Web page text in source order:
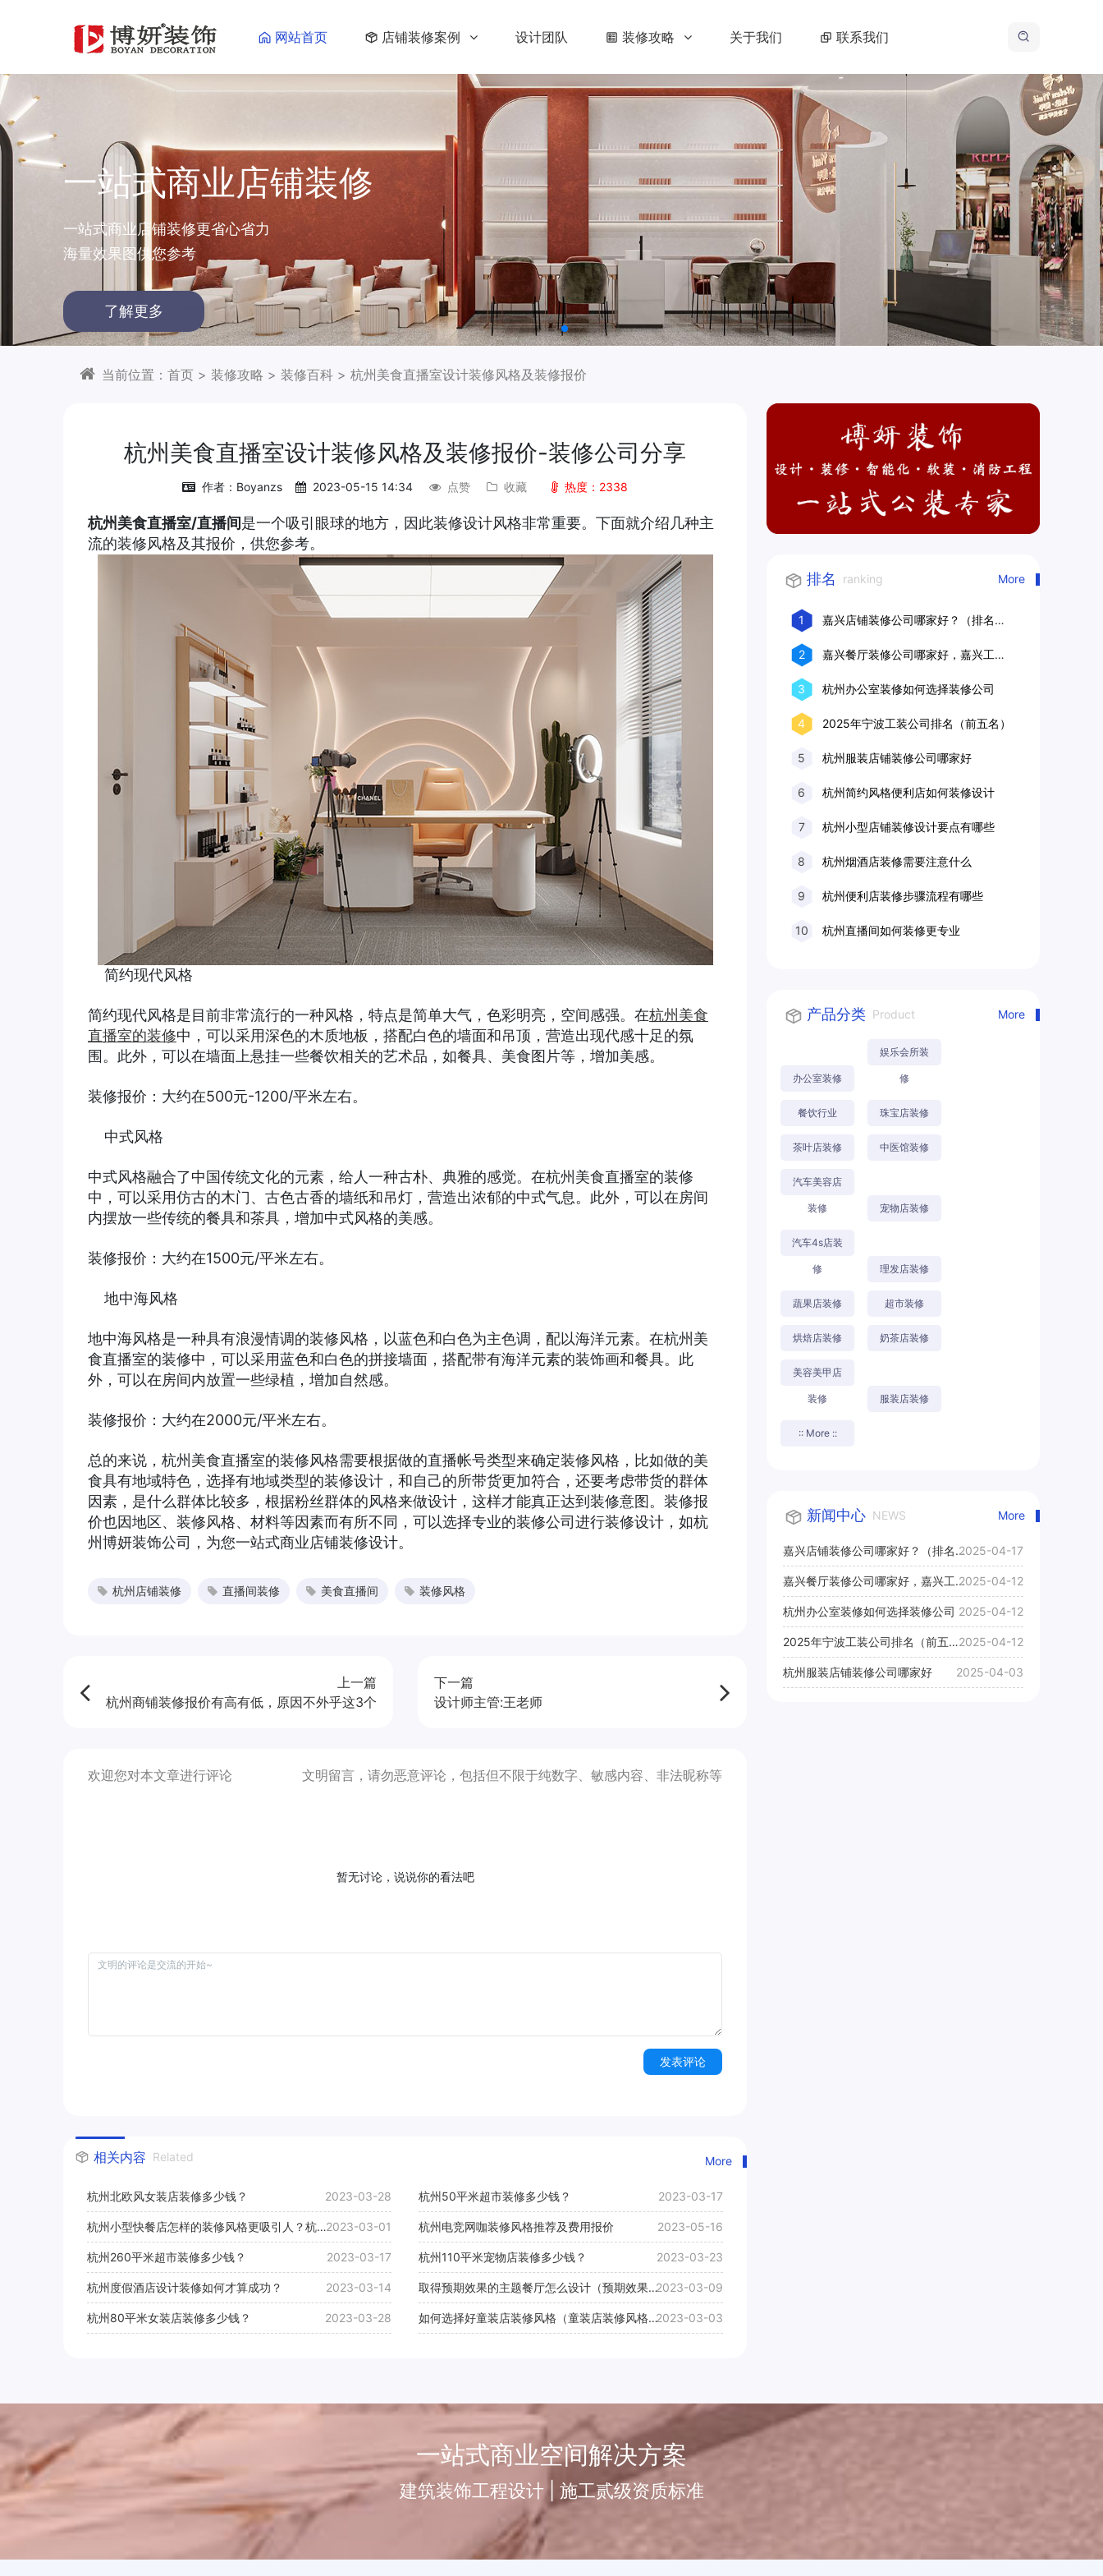
网站首页 店铺装修案例 设计团队 装修攻略 关于我们 联系我们
一站式商业店铺装修
一站式商业店铺装修更省心省力
海量效果图供您参考
了解更多
当前位置： 首页 > 装修攻略 > 装修百科 > 杭州美食直播室设计装修风格及装修报价
杭州美食直播室设计装修风格及装修报价-装修公司分享
作者：Boyanzs 2023-05-15 14:34 点赞 收藏 热度：2338
杭州美食直播室/直播间是一个吸引眼球的地方，因此装修设计风格非常重要。下面就介绍几种主
流的装修风格及其报价，供您参考。
简约现代风格
简约现代风格是目前非常流行的一种风格，特点是简单大气，色彩明亮，空间感强。在杭州美食
直播室的装修中，可以采用深色的木质地板，搭配白色的墙面和吊顶，营造出现代感十足的氛
围。此外，可以在墙面上悬挂一些餐饮相关的艺术品，如餐具、美食图片等，增加美感。
装修报价：大约在500元-1200/平米左右。
中式风格
中式风格融合了中国传统文化的元素，给人一种古朴、典雅的感觉。在杭州美食直播室的装修
中，可以采用仿古的木门、古色古香的墙纸和吊灯，营造出浓郁的中式气息。此外，可以在房间
内摆放一些传统的餐具和茶具，增加中式风格的美感。
装修报价：大约在1500元/平米左右。
地中海风格
地中海风格是一种具有浪漫情调的装修风格，以蓝色和白色为主色调，配以海洋元素。在杭州美
食直播室的装修中，可以采用蓝色和白色的拼接墙面，搭配带有海洋元素的装饰画和餐具。此
外，可以在房间内放置一些绿植，增加自然感。
装修报价：大约在2000元/平米左右。
总的来说，杭州美食直播室的装修风格需要根据做的直播帐号类型来确定装修风格，比如做的美
食具有地域特色，选择有地域类型的装修设计，和自己的所带货更加符合，还要考虑带货的群体
因素，是什么群体比较多，根据粉丝群体的风格来做设计，这样才能真正达到装修意图。装修报
价也因地区、装修风格、材料等因素而有所不同，可以选择专业的装修公司进行装修设计，如杭
州博妍装饰公司，为您一站式商业店铺装修设计。
杭州店铺装修 直播间装修 美食直播间 装修风格
上一篇
杭州商铺装修报价有高有低，原因不外乎这3个
下一篇
设计师主管:王老师
欢迎您对本文章进行评论 文明留言，请勿恶意评论，包括但不限于纯数字、敏感内容、非法昵称等
暂无讨论，说说你的看法吧
发表评论
相关内容 Related More
杭州北欧风女装店装修多少钱？ 2023-03-28 杭州50平米超市装修多少钱？ 2023-03-17
杭州小型快餐店怎样的装修风格更吸引人？杭州
比较吸引人小型快餐店装修效果图
2023-03-01 杭州电竞网咖装修风格推荐及费用报价 2023-05-16
杭州260平米超市装修多少钱？ 2023-03-17 杭州110平米宠物店装修多少钱？ 2023-03-23
杭州度假酒店设计装修如何才算成功？ 2023-03-14 取得预期效果的主题餐厅怎么设计（预期效果主
题餐厅设计遵循原则）
2023-03-09
杭州80平米女装店装修多少钱？ 2023-03-28 如何选择好童装店装修风格（童装店装修风格选2023-03-03
排名 ranking More
1
嘉兴店铺装修公司哪家好？（排名前
十口碑推荐）
2
嘉兴餐厅装修公司哪家好，嘉兴工装
公司推荐
3
杭州办公室装修如何选择装修公司
4 2025年宁波工装公司排名（前五名）
5 杭州服装店铺装修公司哪家好
6 杭州简约风格便利店如何装修设计
7 杭州小型店铺装修设计要点有哪些
8 杭州烟酒店装修需要注意什么
9 杭州便利店装修步骤流程有哪些
10 杭州直播间如何装修更专业
产品分类 Product More
办公室装修
娱乐会所装
修
餐饮行业 珠宝店装修
茶叶店装修 中医馆装修
汽车美容店
装修 宠物店装修
汽车4s店装
修 理发店装修
蔬果店装修 超市装修
烘焙店装修 奶茶店装修
美容美甲店
装修 服装店装修
:: More ::
新闻中心 NEWS More
嘉兴店铺装修公司哪家好？（排名
前十口碑推荐）
2025-04-17
嘉兴餐厅装修公司哪家好，嘉兴工
装公司推荐
2025-04-12
杭州办公室装修如何选择装修公司 2025-04-12
2025年宁波工装公司排名（前五
名）
2025-04-12
杭州服装店铺装修公司哪家好 2025-04-03
一站式商业空间解决方案
建筑装饰工程设计 | 施工贰级资质标准